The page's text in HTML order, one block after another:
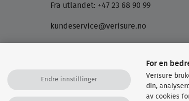
Fra utlandet: +47 23 68 90 99
kundeservice@verisure.no
anbefaler vi at du ringer oss.
For en
Verisure
din,
av cookies
Endre innstillinger